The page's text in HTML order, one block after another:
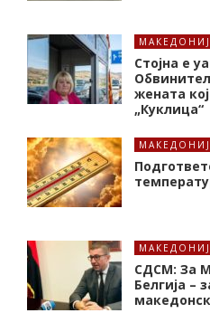
Стојна е
жената
„Куклица“
СДСМ: За
Белгија –